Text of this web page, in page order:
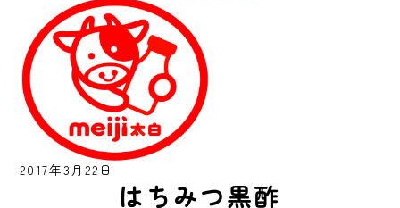
2017年3月22日
はちみつ黒酢